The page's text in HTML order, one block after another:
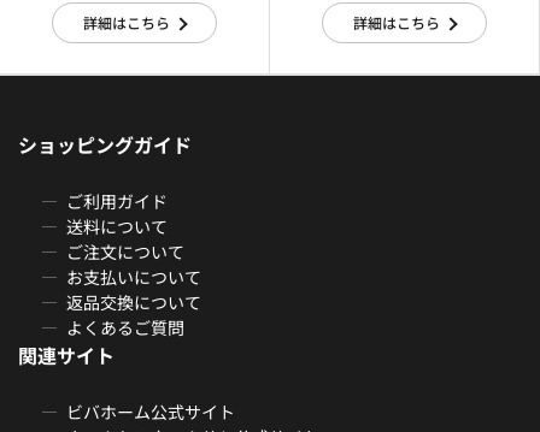
詳細はこちら 詳細はこちら
ショッピングガイド
ご利用ガイド
送料について
ご注文について
お支払いについて
返品交換について
よくあるご質問
関連サイト
ビバホーム公式サイト